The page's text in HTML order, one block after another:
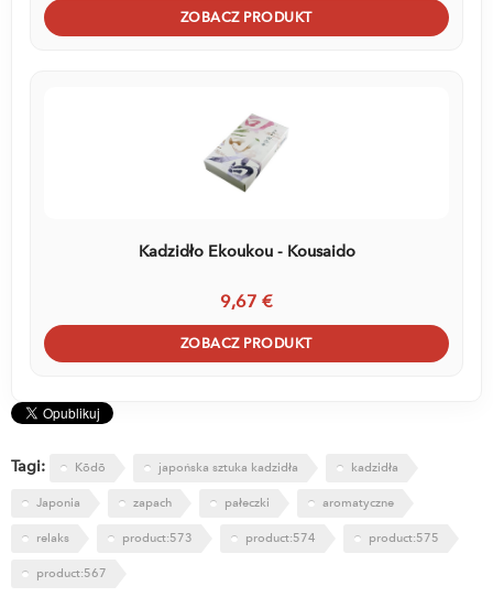
ZOBACZ PRODUKT
Kadzidło Ekoukou - Kousaido
9,67 €
ZOBACZ PRODUKT
Tagi: Kōdō japońska sztuka kadzidła kadzidła
Japonia zapach pałeczki aromatyczne
relaks product:573 product:574 product:575
product:567